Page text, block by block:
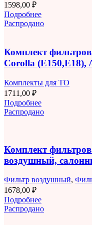
1598,00 ₽
Подробнее
Распродано
Комплект
Corolla (E150,E18),
Комплекты для ТО
1711,00 ₽
Подробнее
Распродано
Комплект
воздушный,
Фильтр воздушный,
1678,00 ₽
Подробнее
Распродано